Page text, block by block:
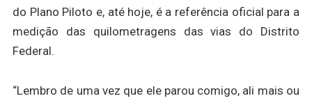
do Plano Piloto e, até hoje, é a referência oficial para a
medição das quilometragens das vias do Distrito
Federal.
“Lembro de uma vez que ele parou comigo, ali mais ou